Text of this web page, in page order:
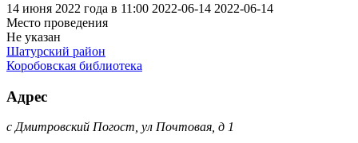
14 июня 2022 года в 11:00 2022-06-14 2022-06-14
Место проведения
Не указан
Шатурский район
Коробовская библиотека
Адрес
с Дмитровский Погост, ул Почтовая, д 1